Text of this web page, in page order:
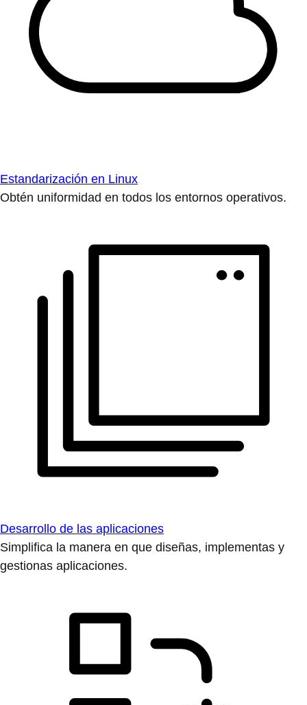
Estandarización en Linux
Obtén uniformidad en todos los entornos operativos.
Desarrollo de las aplicaciones
Simplifica la manera en que diseñas, implementas y
gestionas aplicaciones.